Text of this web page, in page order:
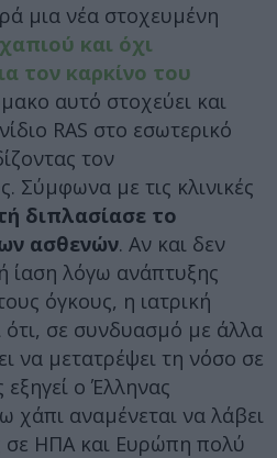
μια νέα στοχευμένη
και όχι
τον καρκίνο του
αυτό στοχεύει και
RAS στο εσωτερικό
τον
Σύμφωνα με τις κλινικές
διπλασίασε το
ασθενών. Αν και δεν
ίαση λόγω ανάπτυξης
όγκους, η ιατρική
ότι, σε συνδυασμό με άλλα
να μετατρέψει τη νόσο σε
ο Έλληνας
χάπι αναμένεται να λάβει
σε ΗΠΑ και Ευρώπη πολύ